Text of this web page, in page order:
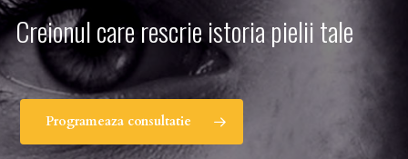
Creionul care rescrie istoria pielii tale
Programeaza consultatie